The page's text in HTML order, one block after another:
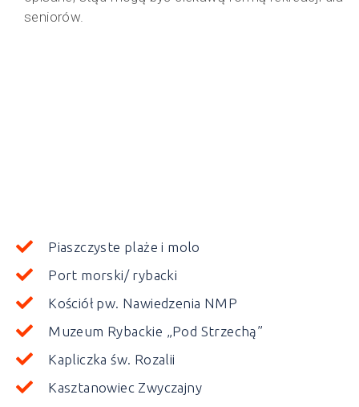
seniorów.
Piaszczyste plaże i molo
Port morski/ rybacki
Kościół pw. Nawiedzenia NMP
Muzeum Rybackie „Pod Strzechą”
Kapliczka św. Rozalii
Kasztanowiec Zwyczajny